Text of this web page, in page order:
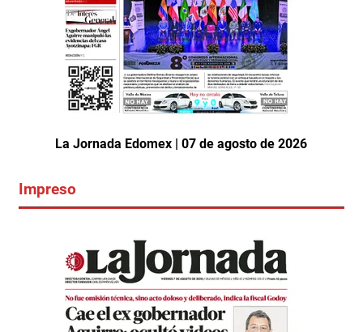
La Jornada Edomex | 07 de agosto de 2026
Impreso